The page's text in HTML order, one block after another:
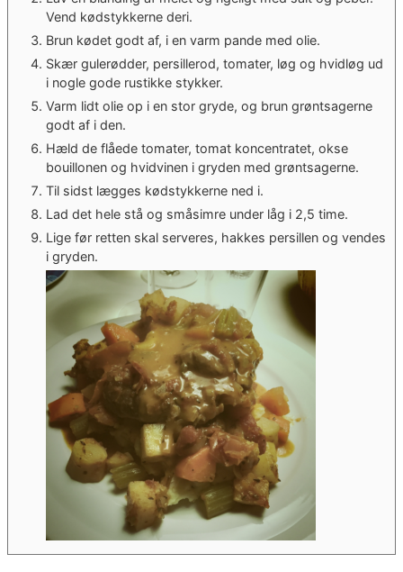
Vend kødstykkerne deri.
Brun kødet godt af, i en varm pande med olie.
Skær gulerødder, persillerod, tomater, løg og hvidløg ud
i nogle gode rustikke stykker.
Varm lidt olie op i en stor gryde, og brun grøntsagerne
godt af i den.
Hæld de flåede tomater, tomat koncentratet, okse
bouillonen og hvidvinen i gryden med grøntsagerne.
Til sidst lægges kødstykkerne ned i.
Lad det hele stå og småsimre under låg i 2,5 time.
Lige før retten skal serveres, hakkes persillen og vendes
i gryden.